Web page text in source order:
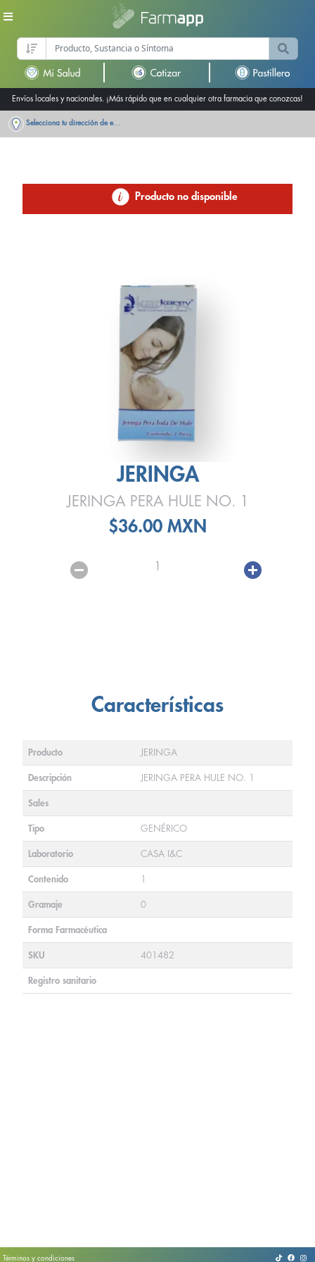
Envíos locales y nacionales. ¡Más rápido que en cualquier otra farmacia que conozcas!
Selecciona tu dirección de entrega
Producto no disponible
JERINGA
JERINGA PERA HULE NO. 1
$36.00 MXN
1
Características
Producto JERINGA
Descripción JERINGA PERA HULE NO. 1
Sales
Tipo GENÉRICO
Laboratorio CASA I&C
Contenido 1
Gramaje 0
Forma Farmacéutica
SKU 401482
Registro sanitario
Términos y condiciones